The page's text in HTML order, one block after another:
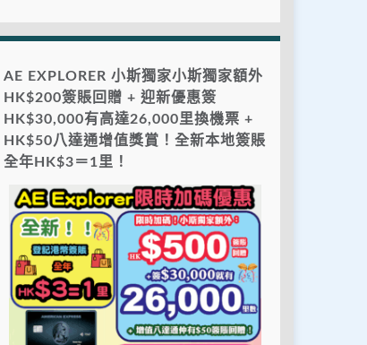
AE EXPLORER 小斯獨家小斯獨家額外
HK$200簽賬回贈 + 迎新優惠簽
HK$30,000有高達26,000里換機票 +
HK$50八達通增值獎賞！全新本地簽賬
全年HK$3＝1里！